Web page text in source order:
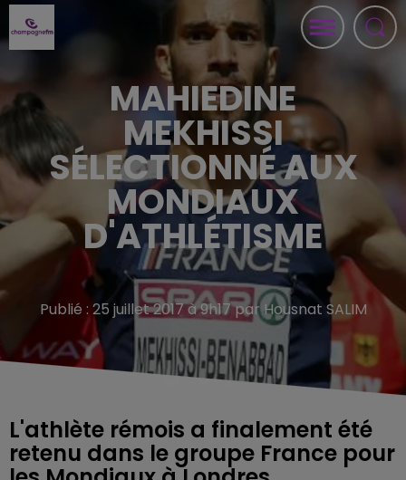
MAHIEDINE
MEKHISSI
SÉLECTIONNÉ AUX
MONDIAUX
D'ATHLÉTISME
Publié : 25 juillet 2017 à 9h17 par Housnat SALIM
L'athlète rémois a finalement été
retenu dans le groupe France pour